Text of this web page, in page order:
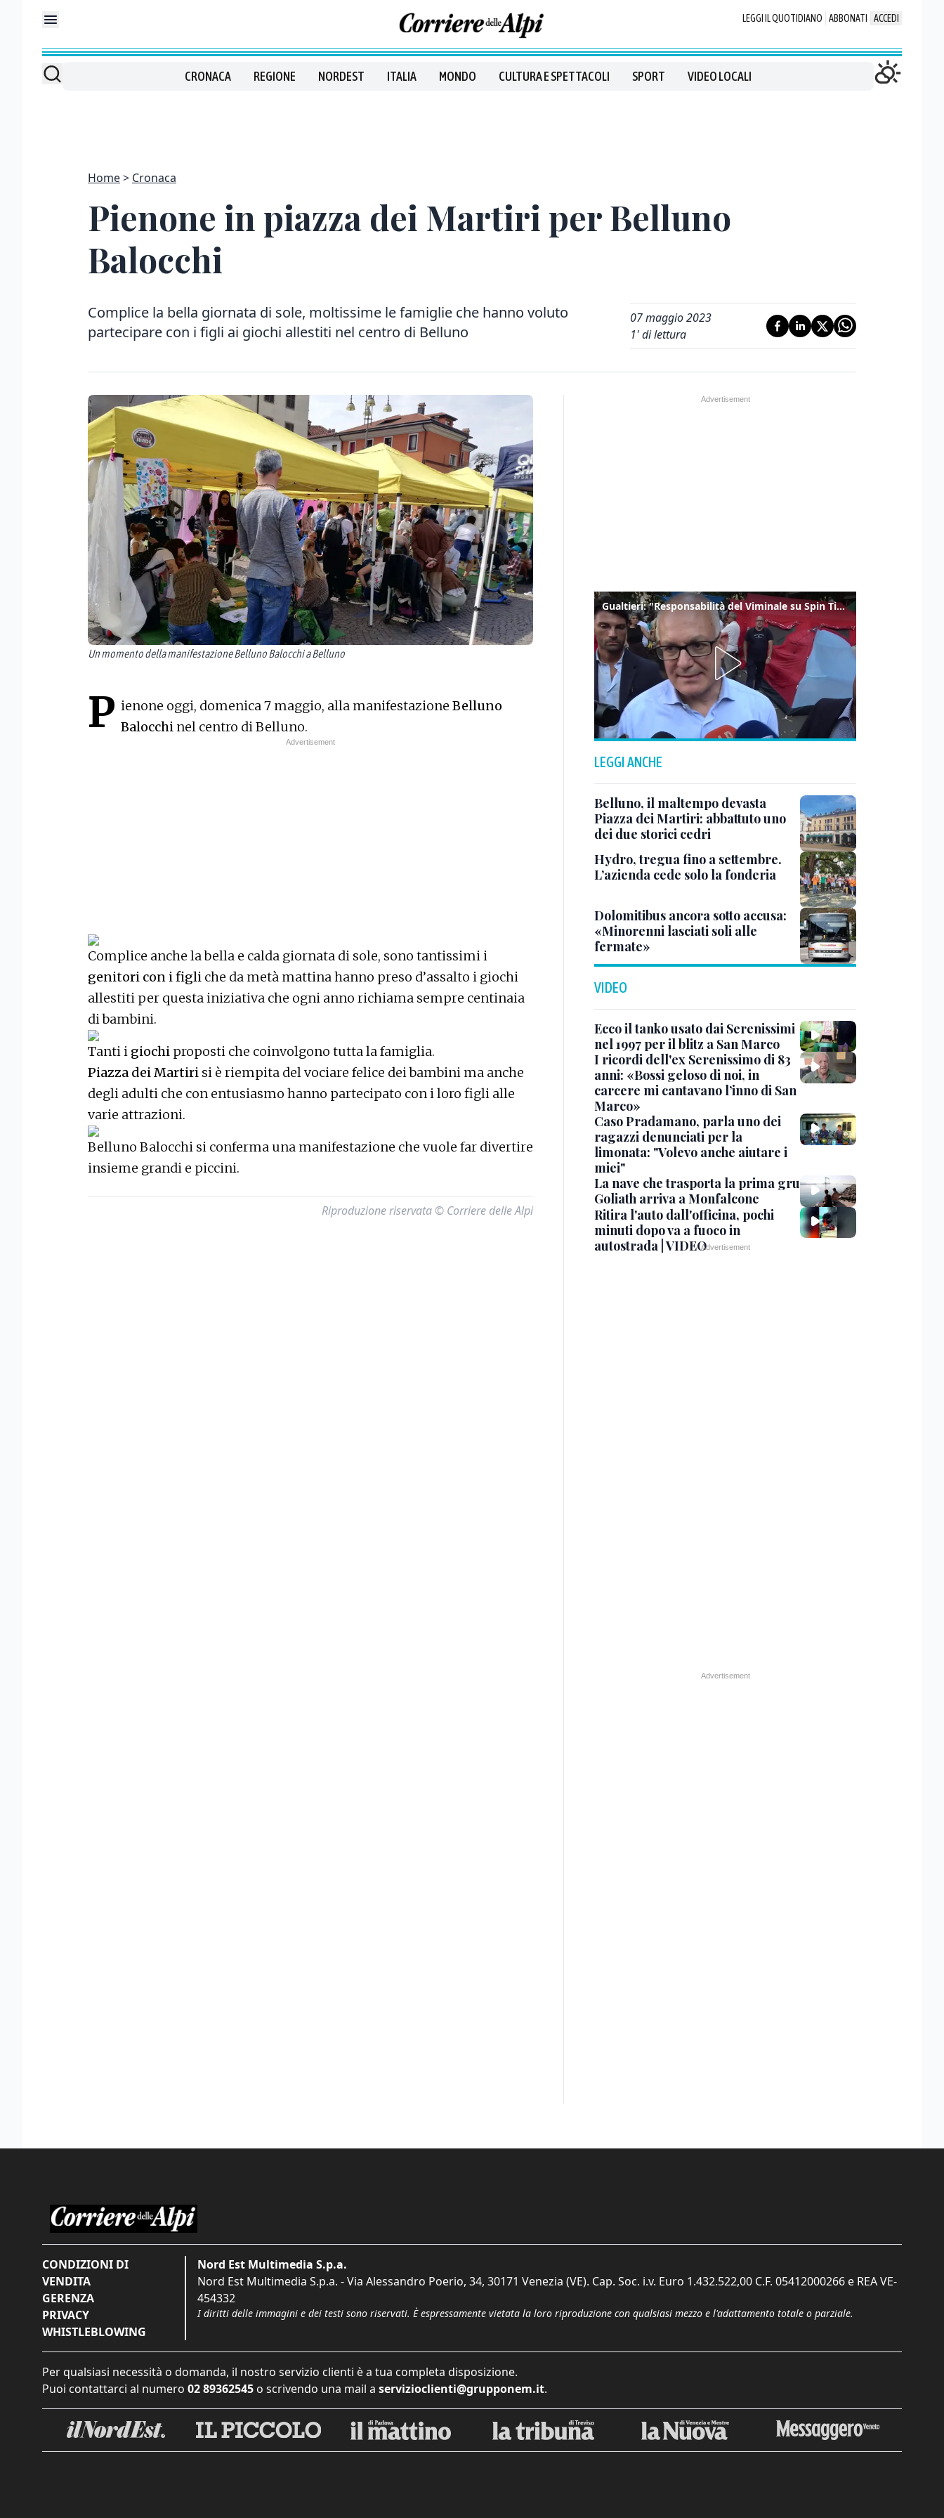
LEGGI IL QUOTIDIANO ABBONATI ACCEDI
CRONACA REGIONE NORDEST ITALIA MONDO CULTURA E SPETTACOLI SPORT VIDEO LOCALI
Home Cronaca
Pienone in piazza dei Martiri per Belluno
Balocchi
Complice la bella giornata di sole, moltissime le famiglie che hanno voluto
partecipare con i figli ai giochi allestiti nel centro di Belluno
07 maggio 2023
1' di lettura
Un momento della manifestazione Belluno Balocchi a Belluno
P ienone oggi, domenica 7 maggio, alla manifestazione Belluno
Balocchi nel centro di Belluno.
Complice anche la bella e calda giornata di sole, sono tantissimi i
genitori con i figli che da metà mattina hanno preso d’assalto i giochi
allestiti per questa iniziativa che ogni anno richiama sempre centinaia
di bambini.
Tanti i giochi proposti che coinvolgono tutta la famiglia.
Piazza dei Martiri si è riempita del vociare felice dei bambini ma anche
degli adulti che con entusiasmo hanno partecipato con i loro figli alle
varie attrazioni.
Belluno Balocchi si conferma una manifestazione che vuole far divertire
insieme grandi e piccini.
Riproduzione riservata © Corriere delle Alpi
Gualtieri: "Responsabilità del Viminale su Spin Time? La posizione dei partiti è nota"
LEGGI ANCHE
Belluno, il maltempo devasta
Piazza dei Martiri: abbattuto uno
dei due storici cedri
Hydro, tregua fino a settembre.
L’azienda cede solo la fonderia
Dolomitibus ancora sotto accusa:
«Minorenni lasciati soli alle
fermate»
VIDEO
Ecco il tanko usato dai Serenissimi
nel 1997 per il blitz a San Marco
I ricordi dell'ex Serenissimo di 83
anni: «Bossi geloso di noi, in
carcere mi cantavano l’inno di San
Marco»
Caso Pradamano, parla uno dei
ragazzi denunciati per la
limonata: "Volevo anche aiutare i
miei"
La nave che trasporta la prima gru
Goliath arriva a Monfalcone
Ritira l'auto dall'officina, pochi
minuti dopo va a fuoco in
autostrada | VIDEO
CONDIZIONI DI
VENDITA
GERENZA
PRIVACY
WHISTLEBLOWING
Nord Est Multimedia S.p.a.
Nord Est Multimedia S.p.a. - Via Alessandro Poerio, 34, 30171 Venezia (VE). Cap. Soc. i.v. Euro 1.432.522,00 C.F. 05412000266 e REA VE-
454332
I diritti delle immagini e dei testi sono riservati. È espressamente vietata la loro riproduzione con qualsiasi mezzo e l'adattamento totale o parziale.
Per qualsiasi necessità o domanda, il nostro servizio clienti è a tua completa disposizione.
Puoi contattarci al numero 02 89362545 o scrivendo una mail a servizioclienti@grupponem.it.